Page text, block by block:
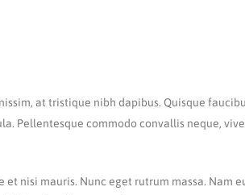
at tristique nibh dapibus. Quisque
Pellentesque commodo convallis neque,
nisi mauris. Nunc eget rutrum massa. Nam